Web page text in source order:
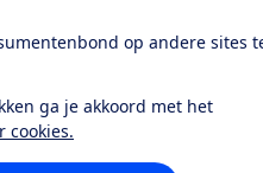
op andere sites
ga je akkoord met het
cookies.
heen wilt, de